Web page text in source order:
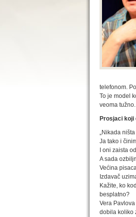
telefonom.
To je model
veoma tužno.
Prosjaci koji
„Nikada
Ja tako i
I oni zaista
A sada
Većina
Izdavač
Kažite, ko
besplatno?
Vera
dobila koliko